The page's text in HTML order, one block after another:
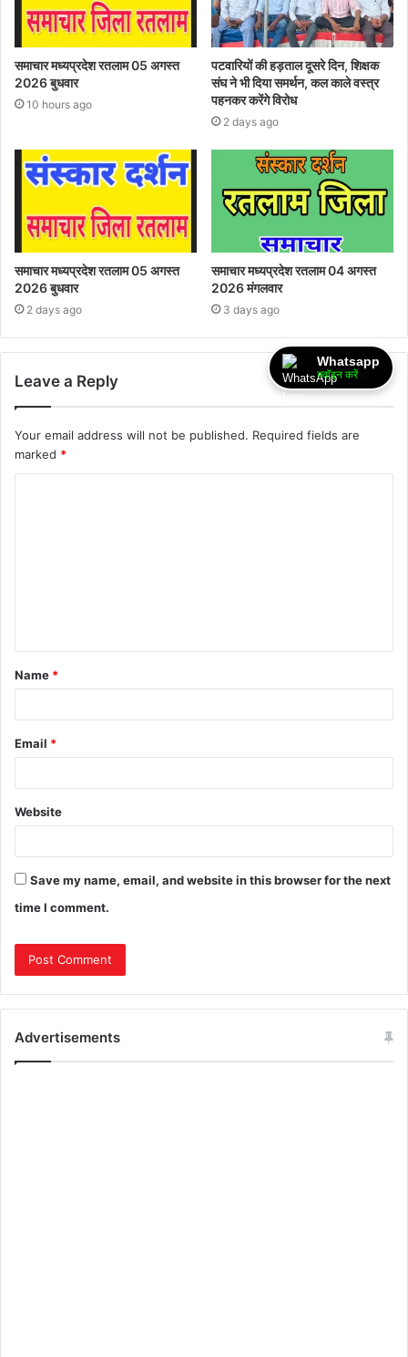
समाचार मध्यप्रदेश रतलाम 05 अगस्त
2026 बुधवार
10 hours ago
पटवारियों की हड़ताल दूसरे दिन, शिक्षक
संघ ने भी दिया समर्थन, कल काले वस्त्र
पहनकर करेंगे विरोध
2 days ago
समाचार मध्यप्रदेश रतलाम 05 अगस्त
2026 बुधवार
2 days ago
समाचार मध्यप्रदेश रतलाम 04 अगस्त
2026 मंगलवार
3 days ago
Leave a Reply
Your email address will not be published. Required fields are
marked *
Name *
Email *
Website
Save my name, email, and website in this browser for the next
time I comment.
Advertisements
Whatsapp
ज्वॉइन करें